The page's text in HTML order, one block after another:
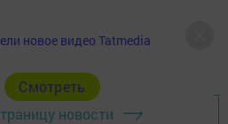
новости
новое видео Tatmedia
Cмотреть